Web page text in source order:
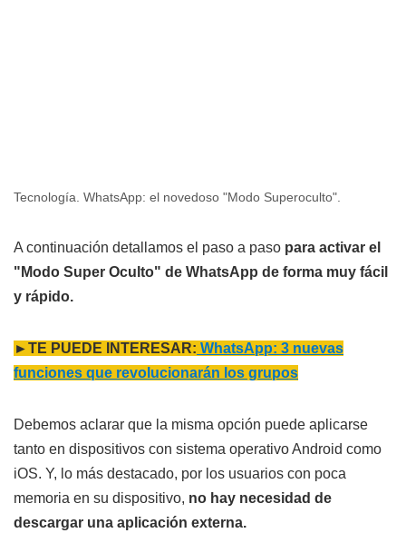
Tecnología. WhatsApp: el novedoso "Modo Superoculto".
A continuación detallamos el paso a paso para activar el
"Modo Super Oculto" de WhatsApp de forma muy fácil
y rápido.
►TE PUEDE INTERESAR: WhatsApp: 3 nuevas
funciones que revolucionarán los grupos
Debemos aclarar que la misma opción puede aplicarse
tanto en dispositivos con sistema operativo Android como
iOS. Y, lo más destacado, por los usuarios con poca
memoria en su dispositivo, no hay necesidad de
descargar una aplicación externa.